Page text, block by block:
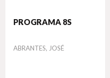
PROGRAMA 8S
Autor
ABRANTES, JOSÉ